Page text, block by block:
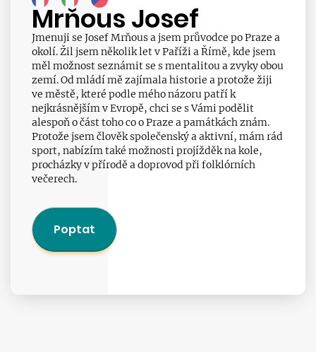
Mrňous Josef
Jmenuji se Josef Mrňous a jsem průvodce po Praze a
okolí. Žil jsem několik let v Paříži a Římě, kde jsem
měl možnost seznámit se s mentalitou a zvyky obou
zemí. Od mládí mě zajímala historie a protože žiji
ve městě, které podle mého názoru patří k
nejkrásnějším v Evropě, chci se s Vámi podělit
alespoň o část toho co o Praze a památkách znám.
Protože jsem člověk společenský a aktivní, mám rád
sport, nabízím také možnosti projížděk na kole,
procházky v přírodě a doprovod při folklórních
večerech.
Poptat